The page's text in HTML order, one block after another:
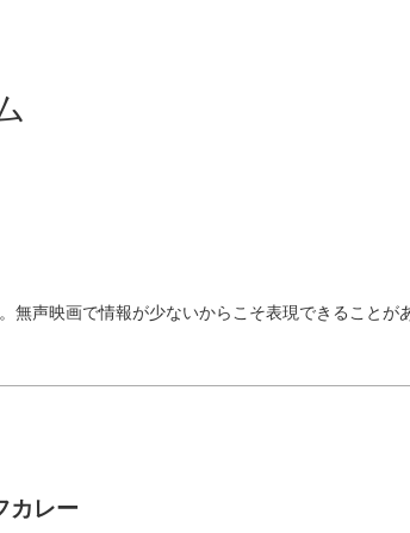
無声映画で情報が少ないからこそ表現できることが
レー